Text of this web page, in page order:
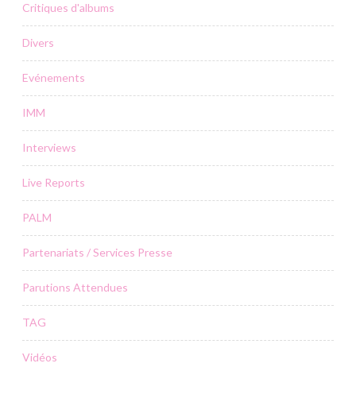
Critiques d'albums
Divers
Evénements
IMM
Interviews
Live Reports
PALM
Partenariats / Services Presse
Parutions Attendues
TAG
Vidéos